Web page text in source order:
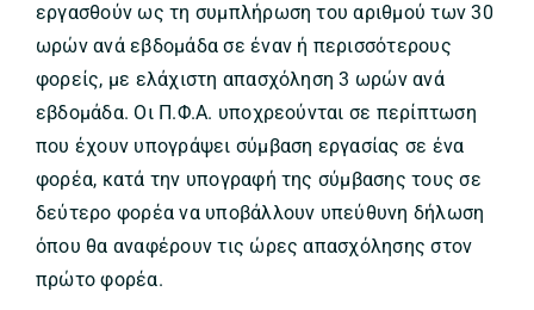
εργασθούν ως τη συμπλήρωση του αριθμού των 30
ωρών ανά εβδομάδα σε έναν ή περισσότερους
φορείς, με ελάχιστη απασχόληση 3 ωρών ανά
εβδομάδα. Οι Π.Φ.Α. υποχρεούνται σε περίπτωση
που έχουν υπογράψει σύμβαση εργασίας σε ένα
φορέα, κατά την υπογραφή της σύμβασης τους σε
δεύτερο φορέα να υποβάλλουν υπεύθυνη δήλωση
όπου θα αναφέρουν τις ώρες απασχόλησης στον
πρώτο φορέα.